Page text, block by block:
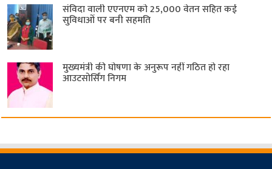
संविदा वाली एएनएम को 25,000 वेतन सहित कई
सुविधाओं पर बनी सहमति
मुख्यमंत्री की घोषणा के अनुरूप नहीं गठित हो रहा
आउटसोर्सिंग निगम